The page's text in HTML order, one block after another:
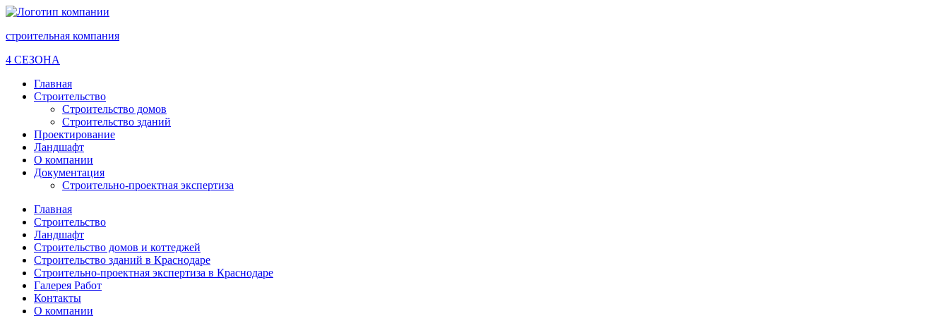
строительная компания
4 СЕЗОНА
Главная
Строительство
Строительство домов
Строительство зданий
Проектирование
Ландшафт
О компании
Документация
Строительно-проектная экспертиза
Главная
Строительство
Ландшафт
Строительство домов и коттеджей
Строительство зданий в Краснодаре
Строительно-проектная экспертиза в Краснодаре
Галерея Работ
Контакты
О компании